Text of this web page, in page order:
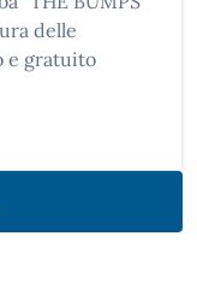
delle
e gratuito
PLAYS FOR THE